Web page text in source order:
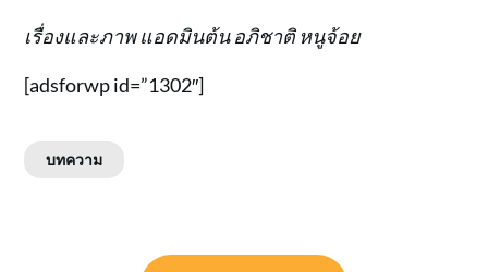
เรื่องและภาพ แอดมินต้น อภิชาติ หนูจ้อย
[adsforwp id=”1302″]
บทความ